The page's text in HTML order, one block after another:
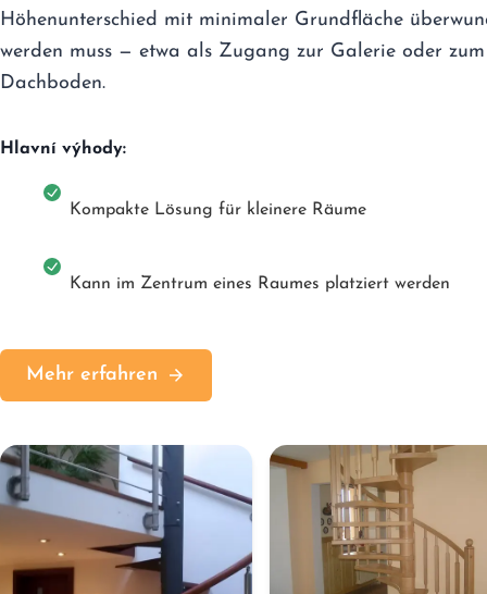
Höhenunterschied mit minimaler Grundfläche
werden muss — etwa als Zugang zur Galerie oder zum
Dachboden.
Hlavní výhody:
Kompakte Lösung für kleinere Räume
Kann im Zentrum eines Raumes platziert werden
Mehr erfahren